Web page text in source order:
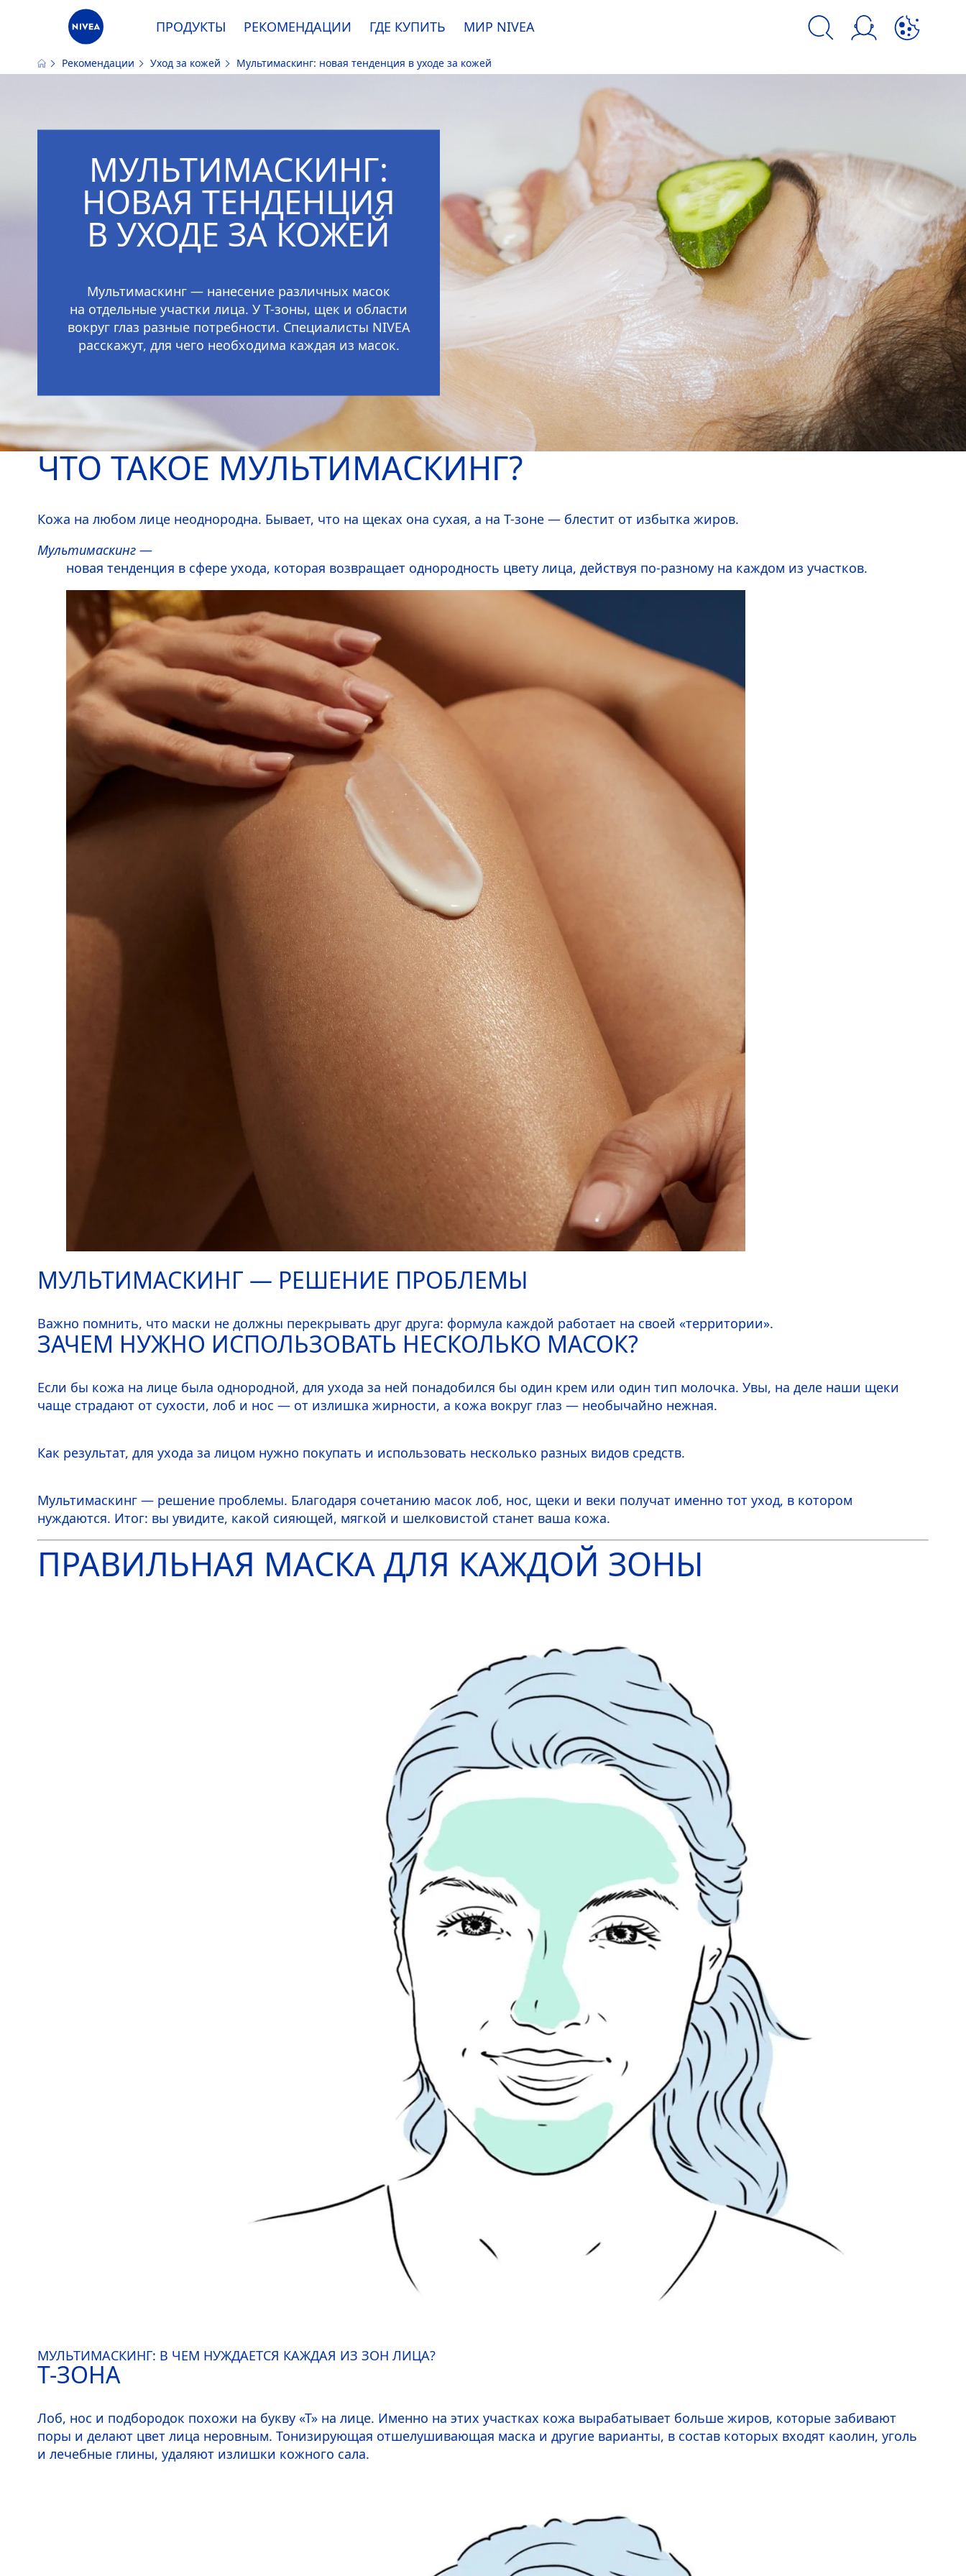
Наш сайт использует файлы cookie. Пожалуйста, ознакомьтесь синформацией по использованию файлов cookie и аналогичных инструментов.
ПРОДУКТЫ РЕКОМЕНДАЦИИ ГДЕ КУПИТЬ МИР NIVEA
Рекомендации Уход за кожей Мультимаскинг: новая тенденция в уходе за кожей
МУЛЬТИМАСКИНГ:
НОВАЯ ТЕНДЕНЦИЯ
В УХОДЕ ЗА КОЖЕЙ
Мультимаскинг — нанесение различных масок
на отдельные участки лица. У Т-зоны, щек и области
вокруг глаз разные потребности. Специалисты NIVEA
расскажут, для чего необходима каждая из масок.
ЧТО ТАКОЕ МУЛЬТИМАСКИНГ?
Кожа на любом лице неоднородна. Бывает, что на щеках она сухая, а на Т-зоне — блестит от избытка жиров.
Мультимаскинг —
новая тенденция в сфере ухода, которая возвращает однородность цвету лица, действуя по-разному на каждом из участков.
МУЛЬТИМАСКИНГ — РЕШЕНИЕ ПРОБЛЕМЫ
Важно помнить, что маски не должны перекрывать друг друга: формула каждой работает на своей «территории».
ЗАЧЕМ НУЖНО ИСПОЛЬЗОВАТЬ НЕСКОЛЬКО МАСОК?
Если бы кожа на лице была однородной, для ухода за ней понадобился бы один крем или один тип молочка. Увы, на деле наши щеки
чаще страдают от сухости, лоб и нос — от излишка жирности, а кожа вокруг глаз — необычайно нежная.
Как результат, для ухода за лицом нужно покупать и использовать несколько разных видов средств.
Мультимаскинг — решение проблемы. Благодаря сочетанию масок лоб, нос, щеки и веки получат именно тот уход, в котором
нуждаются. Итог: вы увидите, какой сияющей, мягкой и шелковистой станет ваша кожа.
ПРАВИЛЬНАЯ МАСКА ДЛЯ КАЖДОЙ ЗОНЫ
МУЛЬТИМАСКИНГ: В ЧЕМ НУЖДАЕТСЯ КАЖДАЯ ИЗ ЗОН ЛИЦА?
Т-ЗОНА
Лоб, нос и подбородок похожи на букву «Т» на лице. Именно на этих участках кожа вырабатывает больше жиров, которые забивают
поры и делают цвет лица неровным. Тонизирующая отшелушивающая маска и другие варианты, в состав которых входят каолин, уголь
и лечебные глины, удаляют излишки кожного сала.